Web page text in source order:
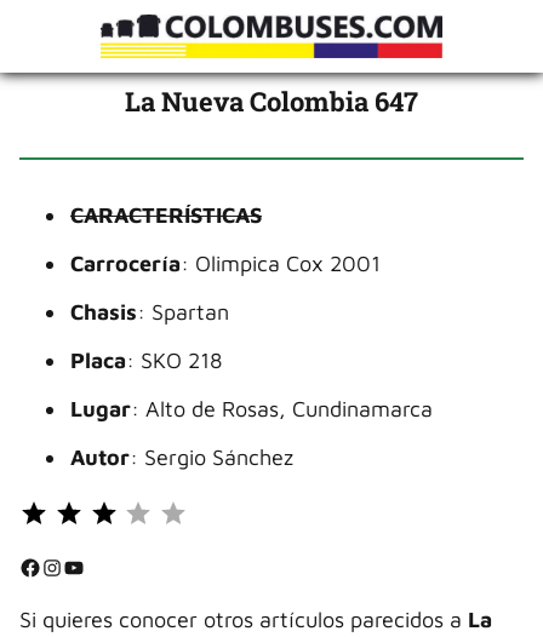
La Nueva Colombia 647
CARACTERÍSTICAS
Carrocería: Olimpica Cox 2001
Chasis: Spartan
Placa: SKO 218
Lugar: Alto de Rosas, Cundinamarca
Autor: Sergio Sánchez
⭐
⭐
Facebook InstagramYouTube
Si quieres conocer otros artículos parecidos a La